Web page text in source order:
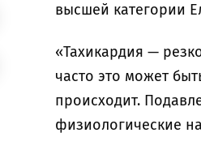
высшей категории
«Тахикардия —
часто это может
происходит.
физиологические